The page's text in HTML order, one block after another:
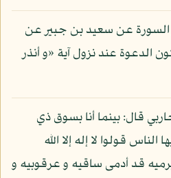
السورة عن سعيد بن جبير عن
الدعوة عند نزول آية «و أنذر
قال: بينما أنا بسوق ذي
الناس قولوا لا إله إلا الله
قد أدمى ساقيه و عرقوبيه و